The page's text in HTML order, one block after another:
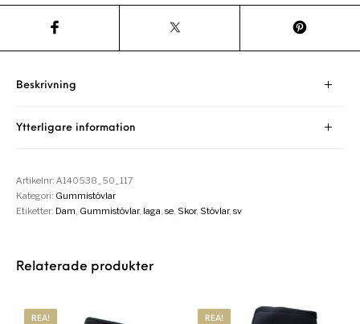
Beskrivning
Ytterligare information
Artikelnr:A140538_50_117
Kategori: Gummistövlar
Etiketter: Dam Gummistövlar, laga ,se Skor, Stövlar,sv
Relaterade produkter
REA! REA!